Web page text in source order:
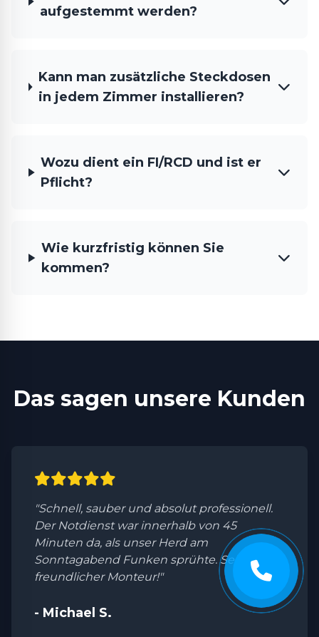
aufgestemmt werden?
Kann man zusätzliche Steckdosen
in jedem Zimmer installieren?
Wozu dient ein FI/RCD und ist er
Pflicht?
Wie kurzfristig können Sie
kommen?
Das sagen unsere Kunden
"Schnell, sauber und absolut professionell.
Der Notdienst war innerhalb von 45
Minuten da, als unser Herd am
Sonntagabend Funken sprühte. Sehr
freundlicher Monteur!"
- Michael S.